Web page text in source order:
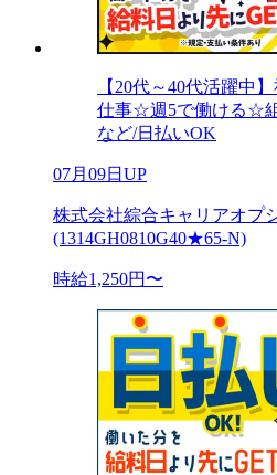
【20代～40代活躍中
仕事☆週5で働ける☆
など/日払いOK
07月09日UP
株式会社綜合キャリアオプ
(1314GH0810G40★65-N)
時給1,250円〜